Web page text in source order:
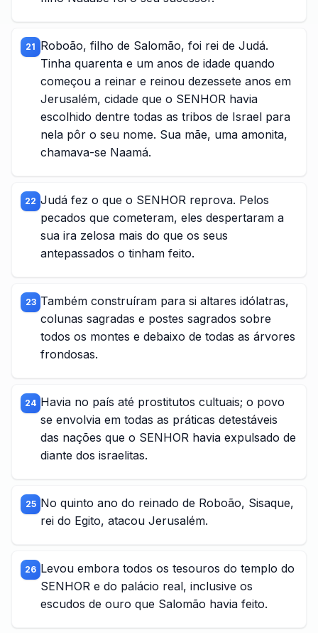
21 Roboão, filho de Salomão, foi rei de Judá.
Tinha quarenta e um anos de idade quando
começou a reinar e reinou dezessete anos em
Jerusalém, cidade que o SENHOR havia
escolhido dentre todas as tribos de Israel para
nela pôr o seu nome. Sua mãe, uma amonita,
chamava-se Naamá.
22 Judá fez o que o SENHOR reprova. Pelos
pecados que cometeram, eles despertaram a
sua ira zelosa mais do que os seus
antepassados o tinham feito.
23 Também construíram para si altares idólatras,
colunas sagradas e postes sagrados sobre
todos os montes e debaixo de todas as árvores
frondosas.
24 Havia no país até prostitutos cultuais; o povo
se envolvia em todas as práticas detestáveis
das nações que o SENHOR havia expulsado de
diante dos israelitas.
25 No quinto ano do reinado de Roboão, Sisaque,
rei do Egito, atacou Jerusalém.
26 Levou embora todos os tesouros do templo do
SENHOR e do palácio real, inclusive os
escudos de ouro que Salomão havia feito.